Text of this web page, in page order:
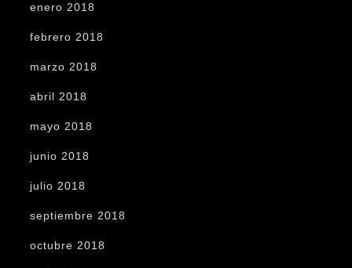
enero 2018
febrero 2018
marzo 2018
abril 2018
mayo 2018
junio 2018
julio 2018
septiembre 2018
octubre 2018